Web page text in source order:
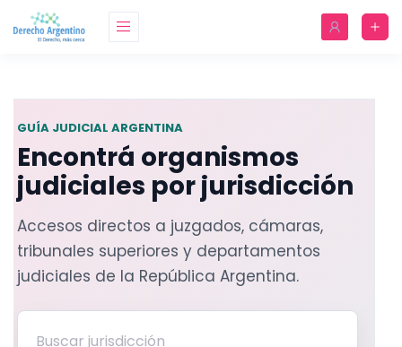
GUÍA JUDICIAL ARGENTINA
Encontrá organismos
judiciales por jurisdicción
Accesos directos a juzgados, cámaras,
tribunales superiores y departamentos
judiciales de la República Argentina.